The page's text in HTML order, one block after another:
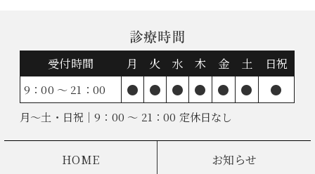
診療時間
受付時間 月 火 水 木 金 土 日祝
9：00 ～ 21：00 ● ● ● ● ● ● ●
月～土・日祝｜9：00 ～ 21：00 定休日なし
HOME お知らせ